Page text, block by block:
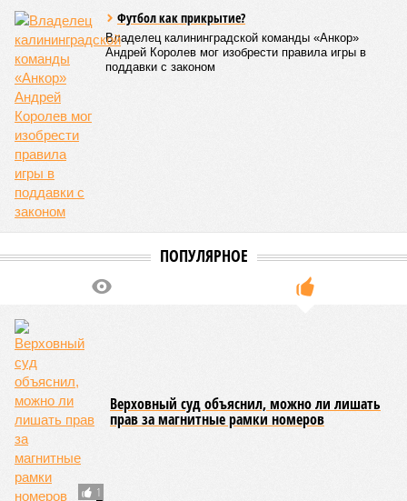
Футбол как прикрытие?
Владелец калининградской команды «Анкор»
Андрей Королев мог изобрести правила игры в
поддавки с законом
ПОПУЛЯРНОЕ
1
Верховный суд объяснил, можно ли лишать
прав за магнитные рамки номеров